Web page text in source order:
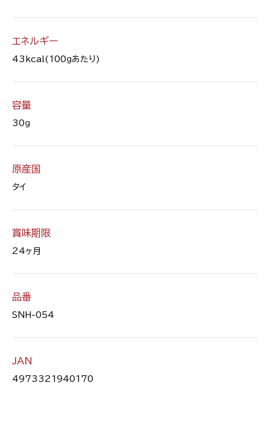
エネルギー
43kcal(100ｇあたり)
容量
30ｇ
原産国
タイ
賞味期限
24ヶ月
品番
SNH-054
JAN
4973321940170